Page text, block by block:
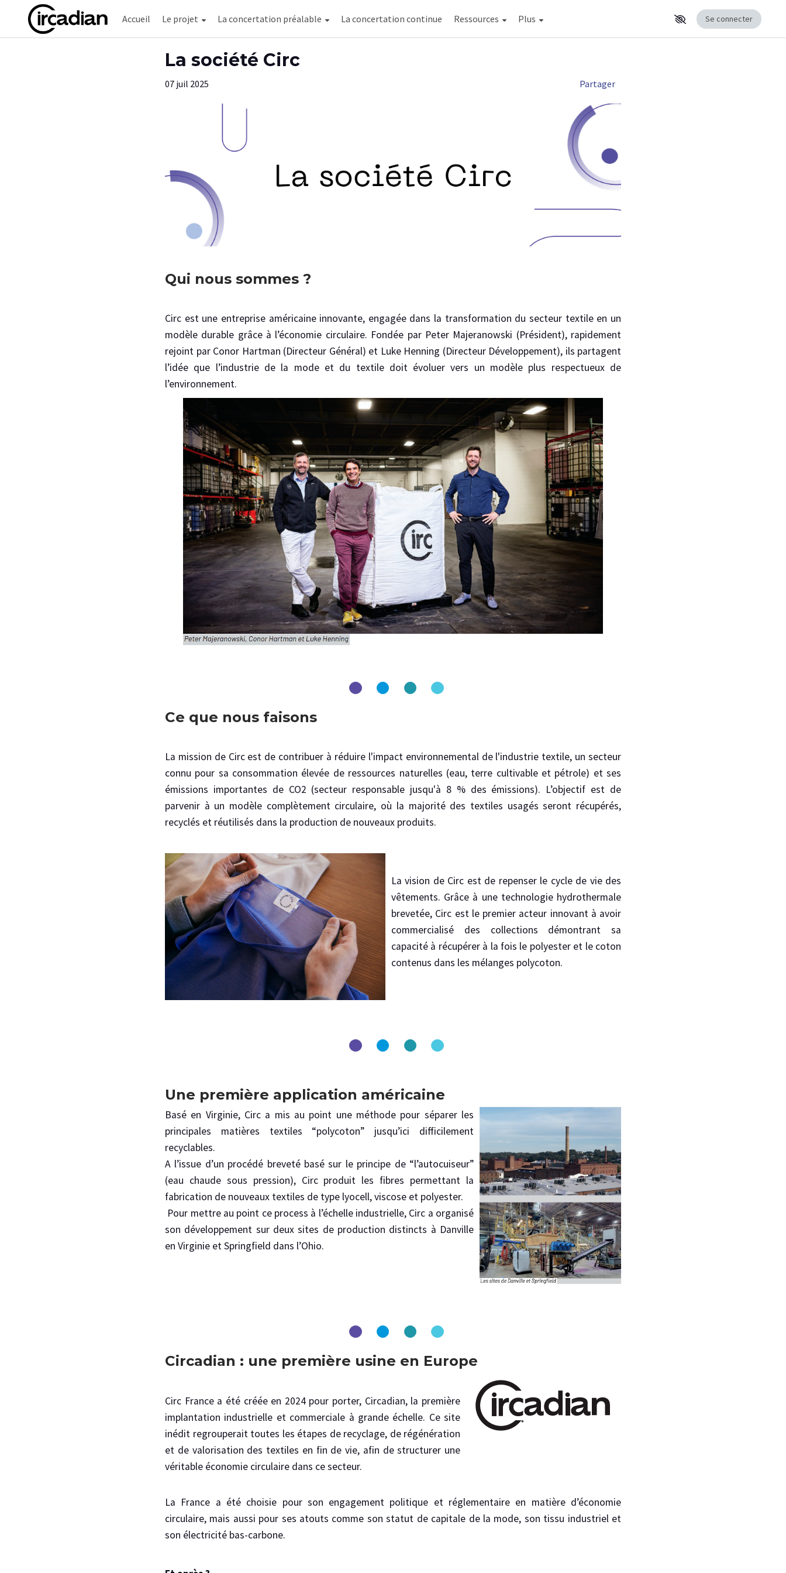
Accueil Le projet La concertation préalable La concertation continue Ressources Afficher la suite du menu
Plus Se connecter
La société Circ
07 juil 2025 Partager
Qui nous sommes ?
Circ est une entreprise américaine innovante, engagée dans la transformation du secteur textile en un
modèle durable grâce à l’économie circulaire. Fondée par Peter Majeranowski (Président), rapidement
rejoint par Conor Hartman (Directeur Général) et Luke Henning (Directeur Développement), ils partagent
l’idée que l’industrie de la mode et du textile doit évoluer vers un modèle plus respectueux de
l’environnement.
Ce que nous faisons
La mission de Circ est de contribuer à réduire l'impact environnemental de l'industrie textile, un secteur
connu pour sa consommation élevée de ressources naturelles (eau, terre cultivable et pétrole) et ses
émissions importantes de CO2 (secteur responsable jusqu'à 8 % des émissions). L’objectif est de
parvenir à un modèle complètement circulaire, où la majorité des textiles usagés seront récupérés,
recyclés et réutilisés dans la production de nouveaux produits.
La vision de Circ est de repenser le cycle de vie des
vêtements. Grâce à une technologie hydrothermale
brevetée, Circ est le premier acteur innovant à avoir
commercialisé des collections démontrant sa
capacité à récupérer à la fois le polyester et le coton
contenus dans les mélanges polycoton.
Une première application américaine
Basé en Virginie, Circ a mis au point une méthode pour séparer les
principales matières textiles “polycoton” jusqu’ici difficilement
recyclables.
A l’issue d’un procédé breveté basé sur le principe de “l’autocuiseur”
(eau chaude sous pression), Circ produit les fibres permettant la
fabrication de nouveaux textiles de type lyocell, viscose et polyester.
Pour mettre au point ce process à l’échelle industrielle, Circ a organisé
son développement sur deux sites de production distincts à Danville
en Virginie et Springfield dans l’Ohio.
Circadian : une première usine en Europe
Circ France a été créée en 2024 pour porter, Circadian, la première
implantation industrielle et commerciale à grande échelle. Ce site
inédit regrouperait toutes les étapes de recyclage, de régénération
et de valorisation des textiles en fin de vie, afin de structurer une
véritable économie circulaire dans ce secteur.
La France a été choisie pour son engagement politique et réglementaire en matière d’économie
circulaire, mais aussi pour ses atouts comme son statut de capitale de la mode, son tissu industriel et
son électricité bas-carbone.